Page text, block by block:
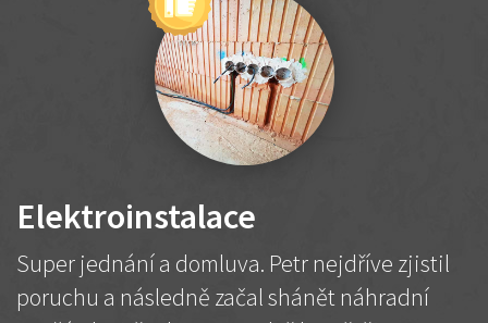
Elektroinstalace
Super jednání a domluva. Petr nejdříve zjistil
poruchu a následně začal shánět náhradní